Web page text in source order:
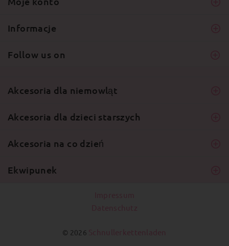
Informacje
Follow us on
Akcesoria dla niemowląt
Akcesoria dla dzieci starszych
Akcesoria na co dzień
Ekwipunek
© 2026